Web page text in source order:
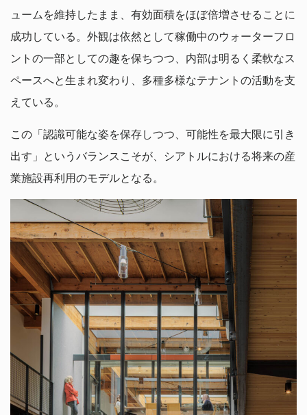
ュームを維持したまま、有効面積をほぼ倍増させることに
成功している。外観は依然として稼働中のウォーターフロ
ントの一部としての趣を保ちつつ、内部は明るく柔軟なス
ペースへと生まれ変わり、多種多様なテナントの活動を支
えている。
この「認識可能な姿を保存しつつ、可能性を最大限に引き
出す」というバランスこそが、シアトルにおける将来の産
業施設再利用のモデルとなる。